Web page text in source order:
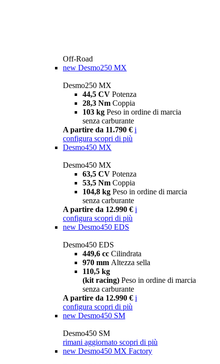
Off-Road
new Desmo250 MX
Desmo250 MX
44,5 CV Potenza
28,3 Nm Coppia
103 kg Peso in ordine di marcia
senza carburante
A partire da 11.790 € i
configura scopri di più
Desmo450 MX
Desmo450 MX
63,5 CV Potenza
53,5 Nm Coppia
104,8 kg Peso in ordine di marcia
senza carburante
A partire da 12.990 € i
configura scopri di più
new Desmo450 EDS
Desmo450 EDS
449,6 cc Cilindrata
970 mm Altezza sella
110,5 kg
(kit racing) Peso in ordine di marcia
senza carburante
A partire da 12.990 € i
configura scopri di più
new Desmo450 SM
Desmo450 SM
rimani aggiornato scopri di più
new Desmo450 MX Factory